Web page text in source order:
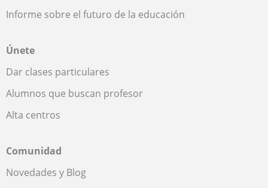
Informe sobre el futuro de la educación
Únete
Dar clases particulares
Alumnos que buscan profesor
Alta centros
Comunidad
Novedades y Blog